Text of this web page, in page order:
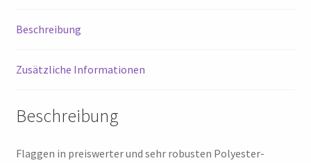
Beschreibung
Zusätzliche Informationen
Beschreibung
Flaggen in preiswerter und sehr robusten Polyester-